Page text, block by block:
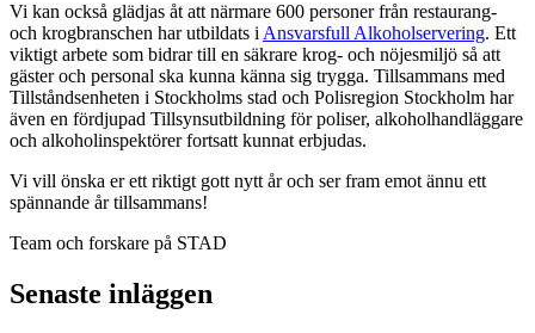
Vi kan också glädjas åt att närmare 600 personer från restaurang-
och krogbranschen har utbildats i Ansvarsfull Alkoholservering. Ett
viktigt arbete som bidrar till en säkrare krog- och nöjesmiljö så att
gäster och personal ska kunna känna sig trygga. Tillsammans med
Tillståndsenheten i Stockholms stad och Polisregion Stockholm har
även en fördjupad Tillsynsutbildning för poliser, alkoholhandläggare
och alkoholinspektörer fortsatt kunnat erbjudas.
Vi vill önska er ett riktigt gott nytt år och ser fram emot ännu ett
spännande år tillsammans!
Team och forskare på STAD
Senaste inläggen